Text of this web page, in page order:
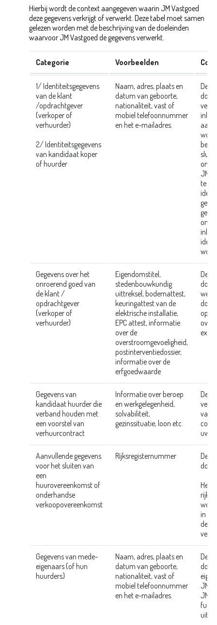
Hierbij wordt de context aangegeven waarin JM Vastgoed
deze gegevens verkrijgt of verwerkt. Deze tabel moet samen
gelezen worden met de beschrijving van de doeleinden
waarvoor JM Vastgoed de gegevens verwerkt.
Categorie Voorbeelden
1/ Identiteitsgegevens
van de klant
/opdrachtgever
(verkoper of
verhuurder)
2/ Identiteitsgegevens
van kandidaat koper
of huurder
Naam, adres, plaats en
datum van geboorte,
nationaliteit, vast of
mobiel telefoonnummer
en het e-mailadres.
door
sluit
om
JM
te
Gegevens over het
onroerend goed van
de klant /
opdrachtgever
(verkoper of
verhuurder)
Eigendomstitel,
stedenbouwkundig
uittreksel, bodemattest,
keuringattest van de
elektrische installatie,
EPC attest, informatie
over de
overstroomgevoeligheid,
postinterventiedossier,
informatie over de
erfgoedwaarde
door
wel
door
Gegevens van
kandidaat huurder die
verband houden met
een voorstel van
verhuurcontract
Informatie over beroep
en werkgelegenheid,
solvabiliteit,
gezinssituatie, loon etc.
van
uw
Aanvullende gegevens
voor het sluiten van
een
huurovereenkomst of
onderhandse
verkoopovereenkomst
Rijksregisternummer
door
Het
in de
de
Gegevens van mede-
eigenaars (of hun
huurders)
Naam, adres, plaats en
datum van geboorte,
nationaliteit, vast of
mobiel telefoonnummer
en het e-mailadres.
door
JM
JM